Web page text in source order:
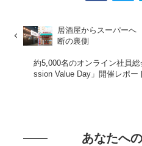
居酒屋からスーパーへ
断の裏側
約5,000名のオンライン社員
ssion Value Day」開催レポー
あなたへ